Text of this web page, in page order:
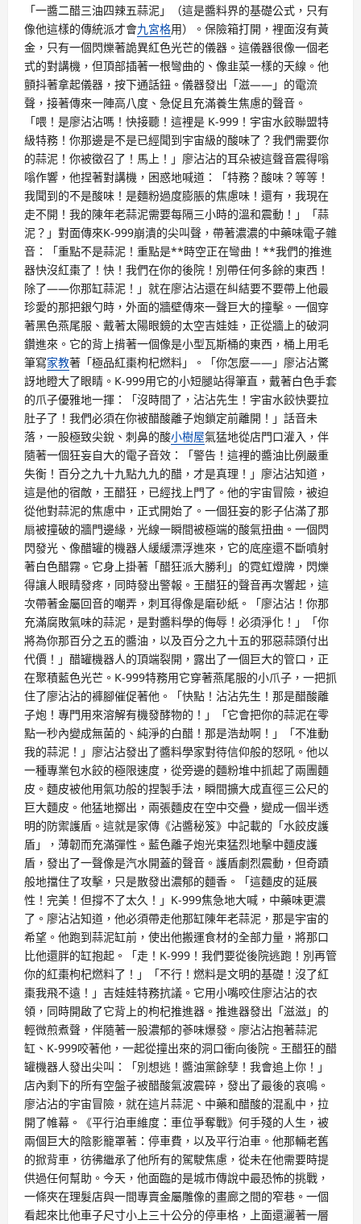
「一醬二醋三油四辣五蒜泥」（這是醬料界的基礎公式，只有
像他這樣的傳統派才會九宮格用）。保險箱打開，裡面沒有黃
金，只有一個閃爍著詭異紅色光芒的儀器。這儀器很像一個老
式的對講機，但頂部插著一根彎曲的、像韭菜一樣的天線。他
顫抖著拿起儀器，按下通話鈕。儀器發出「滋——」的電流
聲，接著傳來一陣高八度、急促且充滿養生焦慮的聲音。
「喂！是廖沾沾嗎！快接聽！這裡是 K-999！宇宙水餃聯盟特
級特務！你那邊是不是已經聞到宇宙級的酸味了？我們需要你
的蒜泥！你被徵召了！馬上！」廖沾沾的耳朵被這聲音震得嗡
嗡作響，他捏著對講機，困惑地喊道：「特務？酸味？等等！
我聞到的不是酸味！是麵粉過度膨脹的焦慮味！還有，我現在
走不開！我的陳年老蒜泥需要每隔三小時的溫和震動！」「蒜
泥？」對面傳來K-999崩潰的尖叫聲，帶著濃濃的中藥味電子雜
音：「重點不是蒜泥！重點是**時空正在彎曲！**我們的推進
器快沒紅棗了！快！我們在你的後院！別帶任何多餘的東西！
除了——你那缸蒜泥！」就在廖沾沾還在糾結要不要帶上他最
珍愛的那把銀勺時，外面的牆壁傳來一聲巨大的撞擊。一個穿
著黑色燕尾服、戴著太陽眼鏡的太空吉娃娃，正從牆上的破洞
鑽進來。它的背上揹著一個像是小型瓦斯桶的東西，桶上用毛
筆寫家教著「極品紅棗枸杞燃料」。「你怎麼——」廖沾沾驚
訝地瞪大了眼睛。K-999用它的小短腿站得筆直，戴著白色手套
的爪子優雅地一揮：「沒時間了，沾沾先生！宇宙水餃快要拉
肚子了！我們必須在你被醋酸離子炮鎖定前離開！」話音未
落，一股極致尖銳、刺鼻的酸小樹屋氣猛地從店門口灌入，伴
隨著一個狂妄自大的電子音效：「警告！這裡的醬油比例嚴重
失衡！百分之九十九點九九的醋，才是真理！」廖沾沾知道，
這是他的宿敵，王醋狂，已經找上門了。他的宇宙冒險，被迫
從他對蒜泥的焦慮中，正式開始了。一個狂妄的影子佔滿了那
扇被撞破的牆門邊緣，光線一瞬間被極端的酸氣扭曲。一個閃
閃發光、像醋罐的機器人緩緩漂浮進來，它的底座還不斷噴射
著白色醋霧。它身上掛著「醋狂派大勝利」的霓虹燈牌，閃爍
得讓人眼睛發疼，同時發出警報。王醋狂的聲音再次響起，這
次帶著金屬回音的嘲弄，刺耳得像是磨砂紙。「廖沾沾！你那
充滿腐敗氣味的蒜泥，是對醬料學的侮辱！必須淨化！」「你
將為你那百分之五的醬油，以及百分之九十五的邪惡蒜頭付出
代價！」醋罐機器人的頂端裂開，露出了一個巨大的管口，正
在聚積藍色光芒。K-999特務用它穿著燕尾服的小爪子，一把抓
住了廖沾沾的褲腳催促著他。「快點！沾沾先生！那是醋酸離
子炮！專門用來溶解有機發酵物的！」「它會把你的蒜泥在零
點一秒內變成無菌的、純淨的白醋！那是浩劫啊！」「不准動
我的蒜泥！」廖沾沾發出了醬料學家對待信仰般的怒吼。他以
一種專業包水餃的極限速度，從旁邊的麵粉堆中抓起了兩團麵
皮。麵皮被他用氣功般的捏製手法，瞬間擴大成直徑三公尺的
巨大麵皮。他猛地擲出，兩張麵皮在空中交疊，變成一個半透
明的防禦護盾。這就是家傳《沾醬秘笈》中記載的「水餃皮護
盾」，薄韌而充滿彈性。藍色離子炮光束猛烈地擊中麵皮護
盾，發出了一聲像是汽水開蓋的聲音。護盾劇烈震動，但奇蹟
般地擋住了攻擊，只是散發出濃郁的麵香。「這麵皮的延展
性！完美！但撐不了太久！」K-999焦急地大喊，中藥味更濃
了。廖沾沾知道，他必須帶走他那缸陳年老蒜泥，那是宇宙的
希望。他跑到蒜泥缸前，使出他搬運食材的全部力量，將那口
比他還胖的缸抱起。「走！K-999！我們要從後院逃跑！別再管
你的紅棗枸杞燃料了！」「不行！燃料是文明的基礎！沒了紅
棗我飛不遠！」吉娃娃特務抗議。它用小嘴咬住廖沾沾的衣
領，同時開啟了它背上的枸杞推進器。推進器發出「滋滋」的
輕微煎煮聲，伴隨著一股濃郁的蔘味爆發。廖沾沾抱著蒜泥
缸、K-999咬著他，一起從撞出來的洞口衝向後院。王醋狂的醋
罐機器人發出尖叫：「別想逃！醬油黨餘孽！我會追上你！」
店內剩下的所有空盤子被醋酸氣波震碎，發出了最後的哀鳴。
廖沾沾的宇宙冒險，就在這片蒜泥、中藥和醋酸的混亂中，拉
開了帷幕。《平行泊車維度：車位爭奪戰》何手殘的人生，被
兩個巨大的陰影籠罩著：停車費，以及平行泊車。他那輛老舊
的掀背車，彷彿繼承了他所有的駕駛焦慮，從未在他需要時提
供過任何幫助。今天，他面臨的是城市傳說中最恐怖的挑戰，
一條夾在理髮店與一間專賣金屬雕像的畫廊之間的窄巷。一個
看起來比他車子尺寸小上三十公分的停車格，上面還灑著一層